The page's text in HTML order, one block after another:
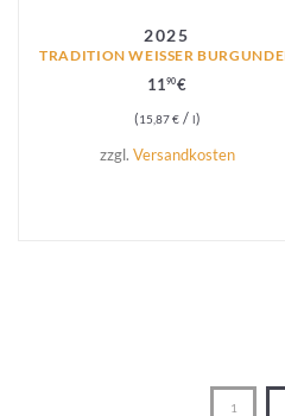
2025
TRADITION WEISSER BURGUNDER
1190€
15,87€/ l
zzgl. Versandkosten
1